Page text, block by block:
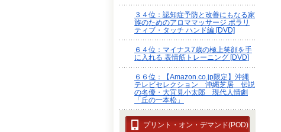
３４位：認知症予防と改善にもなる家
族のためのアロママッサージ ポラリ
ティブ・タッチ ハンド編 [DVD]
６４位：マイナス7歳の極上笑顔を手
に入れる 表情筋トレーニング [DVD]
６６位：【Amazon.co.jp限定】沖縄
テレビセレクション 沖縄芝居 伝説
の名優・大宜見小太郎 現代人情劇
「丘の一本松」
プリント・オン・デマンド(POD)